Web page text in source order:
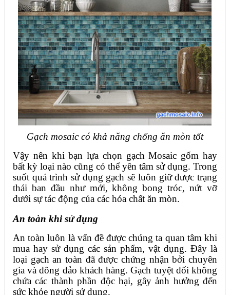
Gạch mosaic có khả năng chống ăn mòn tốt
Vậy nên khi bạn lựa chọn gạch Mosaic gốm hay
bất kỳ loại nào cũng có thể yên tâm sử dụng. Trong
suốt quá trình sử dụng gạch sẽ luôn giữ được trạng
thái ban đầu như mới, không bong tróc, nứt vỡ
dưới sự tác động của các hóa chất ăn mòn.
An toàn khi sử dụng
An toàn luôn là vấn đề được chúng ta quan tâm khi
mua hay sử dụng các sản phẩm, vật dụng. Đây là
loại gạch an toàn đã được chứng nhận bởi chuyên
gia và đông đảo khách hàng. Gạch tuyệt đối không
chứa các thành phần độc hại, gây ảnh hưởng đến
sức khỏe người sử dụng.